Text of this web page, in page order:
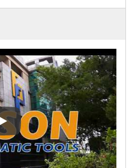
Entwicklung und Forschung